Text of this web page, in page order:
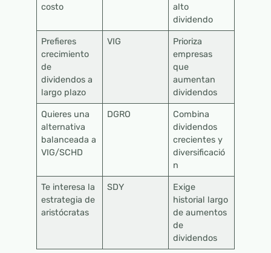
costo
alto
dividendo
Prefieres
crecimiento
de
dividendos a
largo plazo
VIG
Prioriza
empresas
que
aumentan
dividendos
Quieres una
alternativa
balanceada a
VIG/SCHD
DGRO
Combina
dividendos
crecientes y
diversificació
n
Te interesa la
estrategia de
aristócratas
SDY
Exige
historial largo
de aumentos
de
dividendos